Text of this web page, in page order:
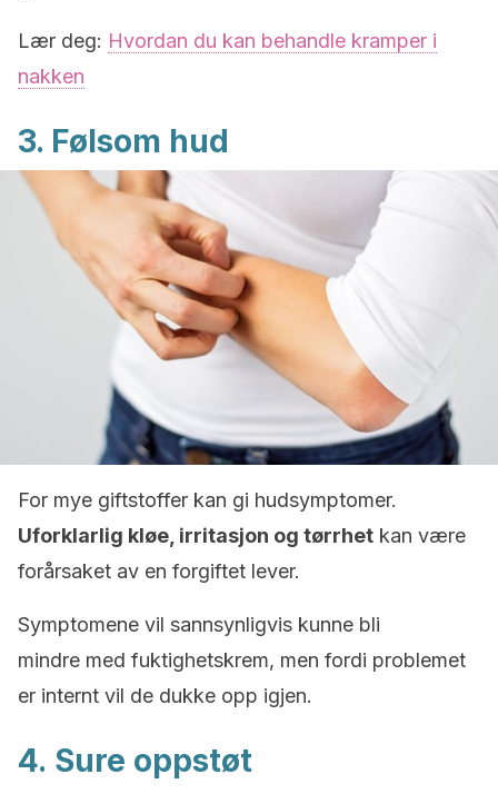
Lær deg: Hvordan du kan behandle kramper i
nakken
3. Følsom hud
For mye giftstoffer kan gi hudsymptomer.
Uforklarlig kløe, irritasjon og tørrhet kan være
forårsaket av en forgiftet lever.
Symptomene vil sannsynligvis kunne bli
mindre med fuktighetskrem, men fordi problemet
er internt vil de dukke opp igjen.
4. Sure oppstøt